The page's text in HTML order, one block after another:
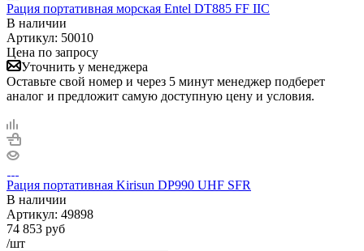
Рация портативная морская Entel DT885 FF IIC
В наличии
Артикул: 50010
Цена по запросу
Уточнить у менеджера
Оставьте свой номер и через 5 минут менеджер подберет
аналог и предложит самую доступную цену и условия.
Рация портативная Kirisun DP990 UHF SFR
В наличии
Артикул: 49898
74 853 руб
/шт